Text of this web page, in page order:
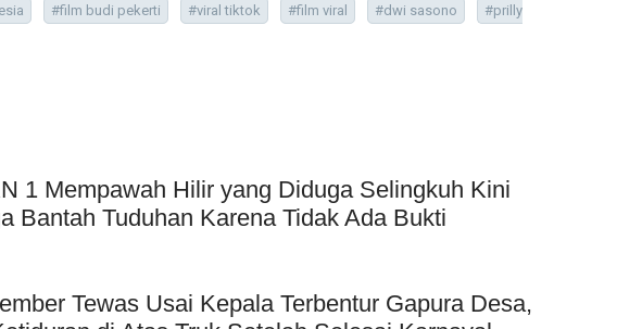
#film budi pekerti #viral tiktok #film viral #dwi sasono
#prilly
1 Mempawah Hilir yang Diduga Selingkuh Kini
Bantah Tuduhan Karena Tidak Ada Bukti
Tewas Usai Kepala Terbentur Gapura Desa,